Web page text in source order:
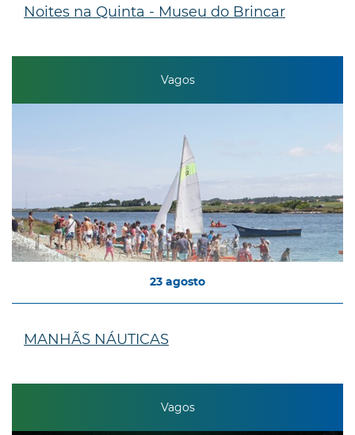
Noites na Quinta - Museu do Brincar
Vagos
23 agosto
MANHÃS NÁUTICAS
Vagos